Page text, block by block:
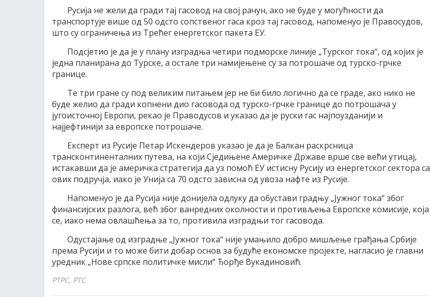
Русија не жели да гради тај гасовод на свој рачун, ако не буде у могућности да
транспортује више од 50 одсто сопственог гаса кроз тај гасовод, напоменуо је Правосудов,
што су ограничења из Трећег енергетског пакета ЕУ.
Подсјетио је да је у плану изградња четири подморске линије „Турског тока“, од којих је
једна планирана до Турске, а остале три намијењене су за потрошаче од турско-грчке
границе.
Те три гране су под великим питањем јер не би било логично да се граде, ако нико не
буде желио да гради копнени дио гасовода од турско-грчке границе до потрошача у
југоисточној Европи, рекао је Праводусов и указао да је руски гас најпоузданији и
најјефтинији за европске потрошаче.
Експерт из Русије Петар Искендеров указао је да је Балкан раскрсница
трансконтиненталних путева, на који Сједињене Америчке Државе врше све већи утицај,
истакавши да је америчка стратегија да уз помоћ ЕУ истисну Русију из енергетског сектора са
ових подручја, иако је Унија са 70 одсто зависна од увоза нафте из Русије.
Напоменуо је да Русија није донијела одлуку да обустави градњу „Јужног тока“ због
финансијских разлога, већ због ванредних околности и противљења Европске комисије, која
се, иако нема овлашћења за то, противила изградњи тог гасовода.
Одустајање од изградње „Јужног тока“ није умањило добро мишљење грађања Србије
према Русији и то може бити добар основ за будуће економске пројекте, нагласио је главни
уредник „Нове српске политичке мисли“ Ђорђе Вукадиновић.
РТРС, РТС